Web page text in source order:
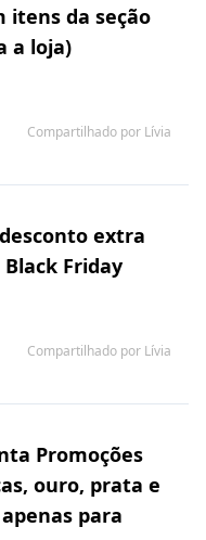
itens da seção
a loja)
Compartilhado por Lívia
extra
Friday
Compartilhado por Lívia
Promoções
ouro, prata e
para